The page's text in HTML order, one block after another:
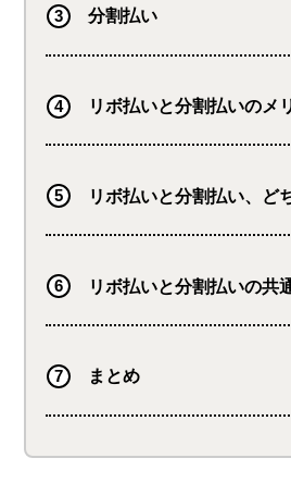
分割払い
リボ払いと分割払いのメ
リボ払いと分割払い、ど
リボ払いと分割払いの共
まとめ